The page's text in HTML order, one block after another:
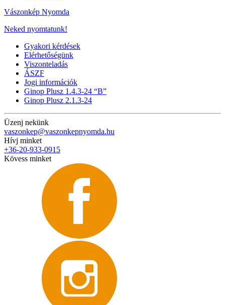
Vászonkép Nyomda
Neked nyomtatunk!
Gyakori kérdések
Elérhetőségünk
Viszonteladás
ÁSZF
Jogi információk
Ginop Plusz 1.4.3-24 “B”
Ginop Plusz 2.1.3-24
Üzenj nekünk
vaszonkep@vaszonkepnyomda.hu
Hívj minket
+36-20-933-0915
Kövess minket